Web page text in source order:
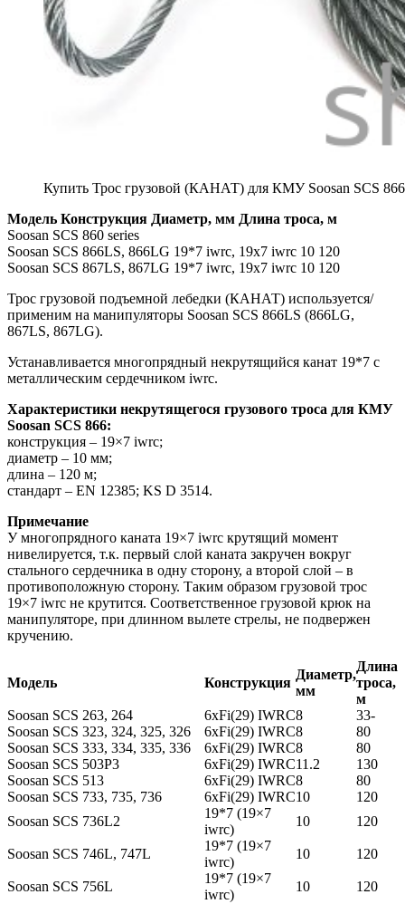
Купить Трос грузовой (КАНАТ) для КМУ Soosan SCS 866
Модель Конструкция Диаметр, мм Длина троса, м
Soosan SCS 860 series
Soosan SCS 866LS, 866LG 19*7 iwrc, 19х7 iwrc 10 120
Soosan SCS 867LS, 867LG 19*7 iwrc, 19х7 iwrc 10 120
Трос грузовой подъемной лебедки (КАНАТ) используется/
применим на манипуляторы Soosan SCS 866LS (866LG,
867LS, 867LG).
Устанавливается многопрядный некрутящийся канат 19*7 с
металлическим сердечником iwrc.
Характеристики некрутящегося грузового троса для КМУ
Soosan SCS 866:
конструкция – 19×7 iwrc;
диаметр – 10 мм;
длина – 120 м;
стандарт – EN 12385; KS D 3514.
Примечание
У многопрядного каната 19×7 iwrc крутящий момент
нивелируется, т.к. первый слой каната закручен вокруг
стального сердечника в одну сторону, а второй слой – в
противоположную сторону. Таким образом грузовой трос
19×7 iwrc не крутится. Соответственное грузовой крюк на
манипуляторе, при длинном вылете стрелы, не подвержен
кручению.
Модель Конструкция
Диаметр,
мм
Длина
троса,
м
Soosan SCS 263, 264
6xFi(29) IWRC8
33-
Soosan SCS 323, 324, 325, 326
6xFi(29) IWRC8
80
Soosan SCS 333, 334, 335, 336
6xFi(29) IWRC8
80
Soosan SCS 503P3
6xFi(29) IWRC11.2
130
Soosan SCS 513
6xFi(29) IWRC8
80
Soosan SCS 733, 735, 736
6xFi(29) IWRC10
120
Soosan SCS 736L2
19*7 (19×7
iwrc)
10 120
Soosan SCS 746L, 747L
19*7 (19×7
iwrc)
10 120
Soosan SCS 756L
19*7 (19×7
iwrc)
10
120